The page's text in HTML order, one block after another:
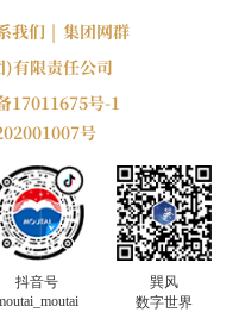
我们 | 集团网群
有限责任公司
17011675号-1
号
抖音号
巽风
数字世界